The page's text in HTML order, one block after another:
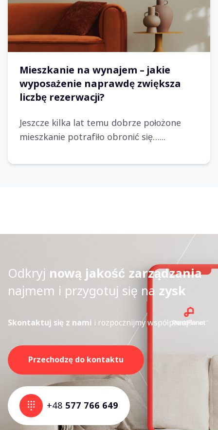
Mieszkanie na wynajem – jakie
wyposażenie naprawdę zwiększa
liczbę rezerwacji?
Jeszcze kilka lat temu dobrze położone
mieszkanie potrafiło obronić się…...
Odkryj nową jakość zarządzania
najmem i przygotuj się na zysk
Skontaktuj się z nami i rozpocznijmy współpracę!
Przechodzę do kontaktu
+48 577 766 649